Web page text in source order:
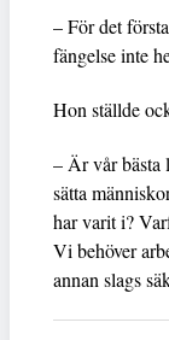
– För det
fängelse inte
Hon ställde
– Är vår bästa
sätta
har varit i?
Vi behöver
annan slags